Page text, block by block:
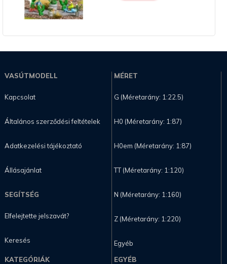
VASÚTMODELL
Kapcsolat
Általános szerződési feltételek
Adatkezelési tájékoztató
Állásajánlat
SEGÍTSÉG
Elfelejtette jelszavát?
Keresés
MÉRET
G (Méretarány: 1:22.5)
H0 (Méretarány: 1:87)
H0em (Méretarány: 1:87)
TT (Méretarány: 1:120)
N (Méretarány: 1:160)
Z (Méretarány: 1:220)
Egyéb
KATEGÓRIÁK
EGYÉB